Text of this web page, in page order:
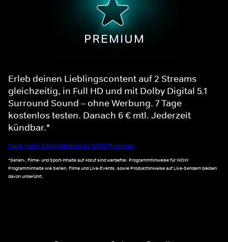
Erleb deinen Lieblingscontent auf 2 Streams
gleichzeitig, in Full HD und mit Dolby Digital 5.1
Surround Sound – ohne Werbung. 7 Tage
kostenlos testen. Danach 6 € mtl. Jederzeit
kündbar.*
Noch mehr Informationen zu WOW Premium
*Serien-, Filme- und Sport-Inhalte auf Abruf sind werbefrei. Programmhinweise für WOW
Programminhalte wie Serien, Filme und Live-Events, sowie Produkthinweise auf Live-Sendern bleiben
davon unberührt.